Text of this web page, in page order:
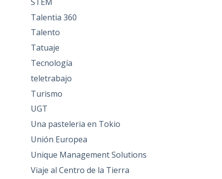
Talentia 360
Talento
Tatuaje
Tecnología
teletrabajo
Turismo
UGT
Una pasteleria en Tokio
Unión Europea
Unique Management Solutions
Viaje al Centro de la Tierra